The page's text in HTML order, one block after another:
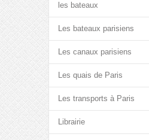
les bateaux
Les bateaux parisiens
Les canaux parisiens
Les quais de Paris
Les transports à Paris
Librairie